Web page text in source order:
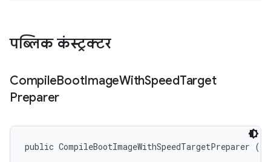
पब्लिक कंस्ट्रक्टर
CompileBootImageWithSpeedTarget
Preparer
public CompileBootImageWithSpeedTargetPreparer ()